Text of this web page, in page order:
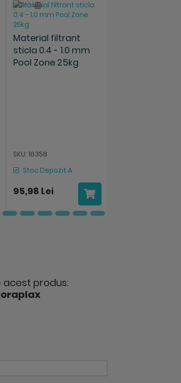
Material filtrant
sticla 0.4 - 1.0 mm
Pool Zone 25kg
SKU: 16358
Stoc Depozit A
95,98 Lei
Salveaza
Compara
produs: